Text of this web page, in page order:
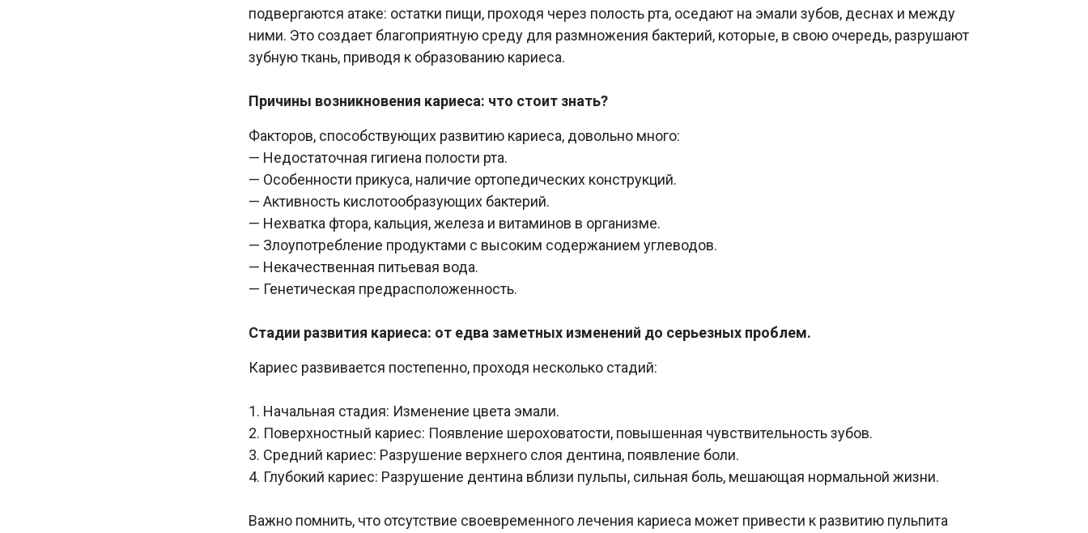
подвергаются атаке: остатки пищи, проходя через полость рта, оседают на эмали зубов, деснах и между
ними. Это создает благоприятную среду для размножения бактерий, которые, в свою очередь, разрушают
зубную ткань, приводя к образованию кариеса.
Причины возникновения кариеса: что стоит знать?
Факторов, способствующих развитию кариеса, довольно много:
— Недостаточная гигиена полости рта.
— Особенности прикуса, наличие ортопедических конструкций.
— Активность кислотообразующих бактерий.
— Нехватка фтора, кальция, железа и витаминов в организме.
— Злоупотребление продуктами с высоким содержанием углеводов.
— Некачественная питьевая вода.
— Генетическая предрасположенность.
Стадии развития кариеса: от едва заметных изменений до серьезных проблем.
Кариес развивается постепенно, проходя несколько стадий:
1. Начальная стадия: Изменение цвета эмали.
2. Поверхностный кариес: Появление шероховатости, повышенная чувствительность зубов.
3. Средний кариес: Разрушение верхнего слоя дентина, появление боли.
4. Глубокий кариес: Разрушение дентина вблизи пульпы, сильная боль, мешающая нормальной жизни.
Важно помнить, что отсутствие своевременного лечения кариеса может привести к развитию пульпита